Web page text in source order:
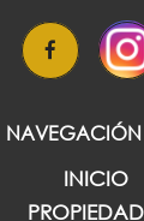
NAVEGACIÓN
INICIO